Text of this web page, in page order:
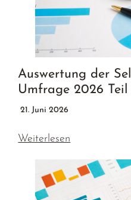
Auswertung der
Umfrage 2026 Teil
21. Juni 2026
Weiterlesen